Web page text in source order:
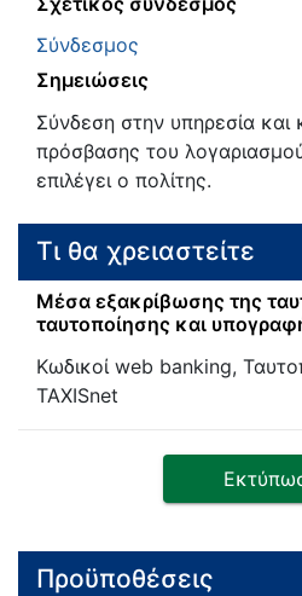
Σύνδεσμος
Σημειώσεις
Σύνδεση στην υπηρεσία
πρόσβασης του
επιλέγει ο πολίτης.
Τι θα χρειαστείτε
Μέσα εξακρίβωσης της
ταυτοποίησης και
Κωδικοί web banking,
TAXISnet
Προϋποθέσεις